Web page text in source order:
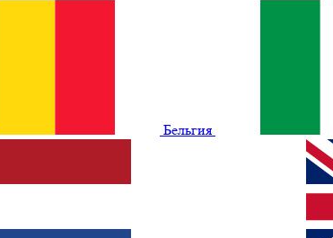
Бельгия